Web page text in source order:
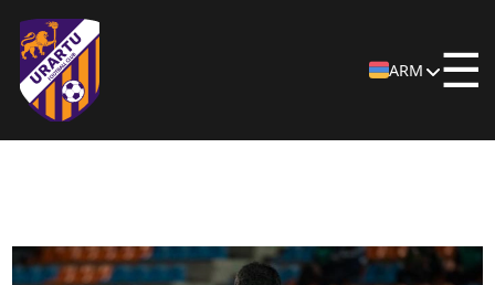
ARM ☰